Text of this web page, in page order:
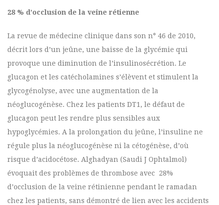
28 % d’occlusion de la veine rétienne
La revue de médecine clinique dans son n° 46 de 2010,
décrit lors d’un jeûne, une baisse de la glycémie qui
provoque une diminution de l’insulinosécrétion. Le
glucagon et les catécholamines s’élèvent et stimulent la
glycogénolyse, avec une augmentation de la
néoglucogénèse. Chez les patients DT1, le défaut de
glucagon peut les rendre plus sensibles aux
hypoglycémies. A la prolongation du jeûne, l’insuline ne
régule plus la néoglucogénèse ni la cétogénèse, d’où
risque d’acidocétose. Alghadyan (Saudi J Ophtalmol)
évoquait des problèmes de thrombose avec 28%
d’occlusion de la veine rétinienne pendant le ramadan
chez les patients, sans démontré de lien avec les accidents